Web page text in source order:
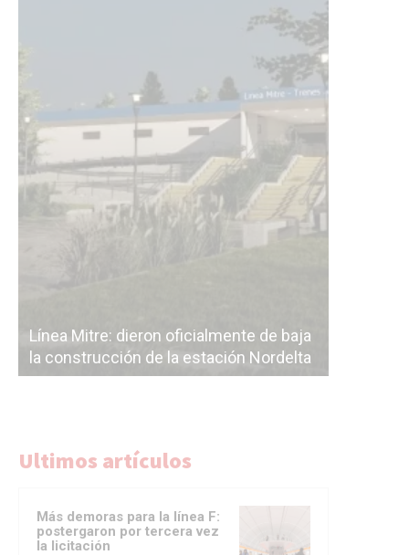
Línea Mitre: dieron oficialmente de baja
la construcción de la estación Nordelta
Ultimos artículos
Más demoras para la línea F:
postergaron por tercera vez
la licitación